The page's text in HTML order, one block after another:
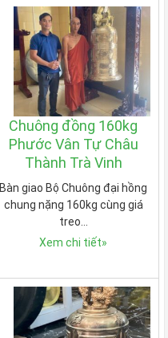
Chuông đồng 160kg
Phước Vân Tự Châu
Thành Trà Vinh
Bàn giao Bộ Chuông đại hồng
chung nặng 160kg cùng giá
treo…
Xem chi tiết»